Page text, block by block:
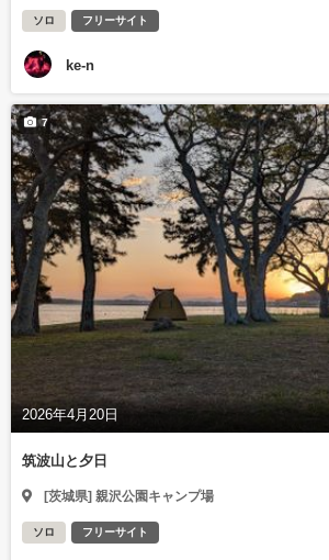
ソロ フリーサイト
ke-n
2026年4月20日
7
筑波山と夕日
[茨城県] 親沢公園キャンプ場
ソロ フリーサイト